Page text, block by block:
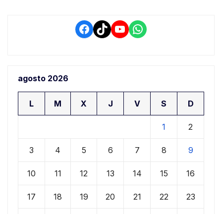
Facebook
TikTokYouTube
WhatsApp
agosto 2026
L M X J V S D
1 2
3 4 5 6 7 8 9
10 11 12 13 14 15 16
17 18 19 20 21 22 23